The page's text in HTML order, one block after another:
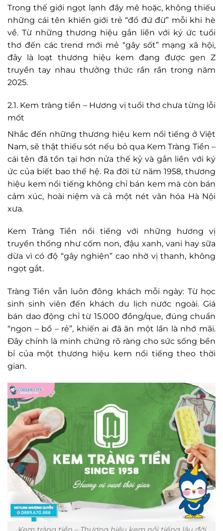
Trong thế giới ngọt lạnh đầy mê hoặc, không thiếu
những cái tên khiến giới trẻ “đổ đứ đừ” mỗi khi hè
về. Từ những thương hiệu gắn liền với ký ức tuổi
thơ đến các trend mới mẻ “gây sốt” mạng xã hội,
đây là loạt thương hiệu kem đang được gen Z
truyền tay nhau thưởng thức rần rần trong năm
2025.
2.1. Kem tràng tiền – Hương vị tuổi thơ chưa từng lỗi
mốt
Nhắc đến những thương hiệu kem nổi tiếng ở Việt
Nam, sẽ thật thiếu sót nếu bỏ qua Kem Tràng Tiền –
cái tên đã tồn tại hơn nửa thế kỷ và gắn liền với ký
ức của biết bao thế hệ. Ra đời từ năm 1958, thương
hiệu kem nổi tiếng không chỉ bán kem mà còn bán
cảm xúc, hoài niệm và cả một nét văn hóa Hà Nội
xưa.
Kem Tràng Tiền nổi tiếng với những hương vị
truyền thống như cốm non, đậu xanh, vani hay sữa
dừa vì có độ “gây nghiện” cao nhờ vị thanh, không
ngọt gắt.
Tràng Tiền vẫn luôn đông khách mỗi ngày: Từ học
sinh sinh viên đến khách du lịch nước ngoài. Giá
bán dao động chỉ từ 15.000 đồng/que, đúng chuẩn
“ngon – bổ – rẻ”, khiến ai đã ăn một lần là nhớ mãi.
Đây chính là minh chứng rõ ràng cho sức sống bền
bỉ của một thương hiệu kem nổi tiếng theo thời
gian.